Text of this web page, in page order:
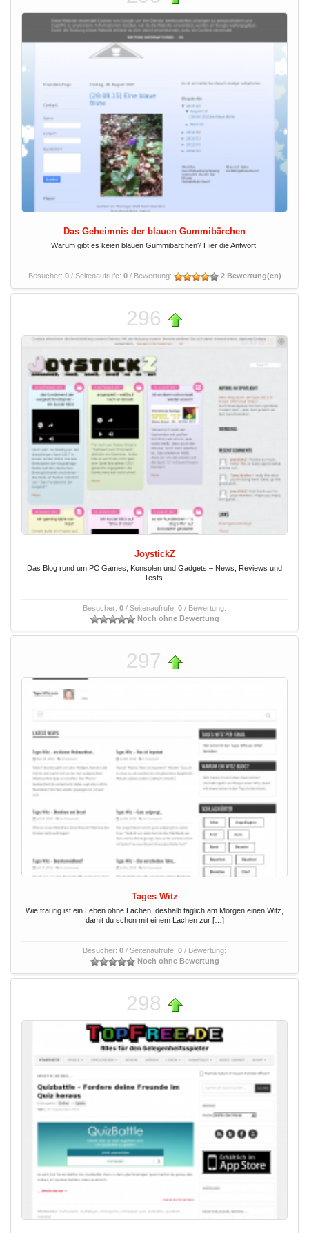
Das Geheimnis der blauen Gummibärchen
Warum gibt es keien blauen Gummibärchen? Hier die Antwort!
Besucher: 0/ Seitenaufrufe: 0/ Bewertung: 2 Bewertung(en)
296
JoystickZ
Das Blog rund um PC Games, Konsolen und Gadgets – News, Reviews und
Tests.
Besucher: 0 / Seitenaufrufe: 0 / Bewertung:
Noch ohne Bewertung
297
Tages Witz
Wie traurig ist ein Leben ohne Lachen, deshalb täglich am Morgen einen Witz,
damit du schon mit einem Lachen zur […]
Besucher: 0 / Seitenaufrufe: 0 / Bewertung:
Noch ohne Bewertung
298